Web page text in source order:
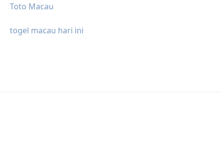
Toto Macau
togel macau hari ini